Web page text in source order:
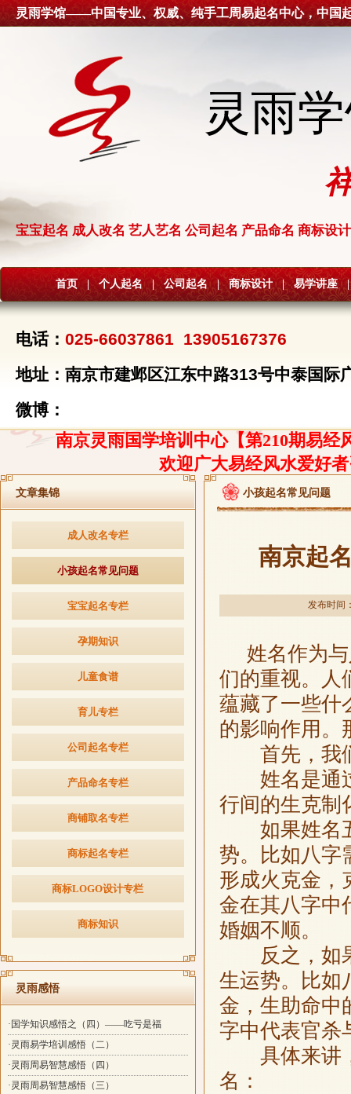
灵雨学馆——中国专业、权威、纯手工周易起名中心，中国
灵雨
宝宝起名 成人改名 艺人艺名 公司起名 产品命名 商标设计
首页 | 个人起名 | 公司起名 | 商标设计 | 易学讲座 |
电话： 025-66037861 13905167376
地址：南京市建邺区江东中路313号中泰国际
微博：
南京灵雨国学培训中心【第210期易经
欢迎广大易经风水爱好
文章集锦
成人改名专栏
小孩起名常见问题
宝宝起名专栏
孕期知识
儿童食谱
育儿专栏
公司起名专栏
产品命名专栏
商铺取名专栏
商标起名专栏
商标LOGO设计专栏
商标知识
灵雨感悟
·国学知识感悟之（四）——吃亏是福
·灵雨易学培训感悟（二）
·灵雨周易智慧感悟（四）
·灵雨周易智慧感悟（三）
小孩起名常见问题
南京起
发布时间
姓名作为与
们的重视。人
蕴藏了一些什
的影响作用。
首先，我们
姓名是通过
行间的生克制
如果姓名五
势。比如八字
形成火克金，
金在其八字中
婚姻不顺。
反之，如果
生运势。比如
金，生助命中
字中代表官杀
具体来讲，
名：